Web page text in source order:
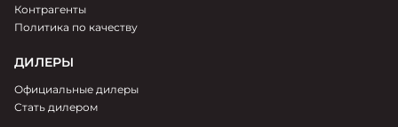
Контрагенты
Политика по качеству
ДИЛЕРЫ
Официальные дилеры
Стать дилером